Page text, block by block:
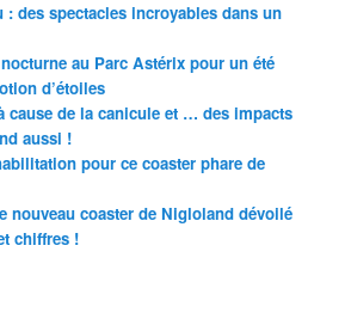
: des spectacles incroyables dans un
au Parc Astérix pour un été
d’étoiles
cause de la canicule et … des impacts
aussi !
pour ce coaster phare de
nouveau coaster de Nigloland dévoilé
chiffres !